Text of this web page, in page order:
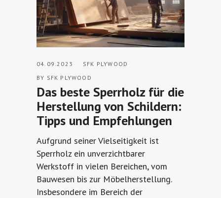
04.09.2023
SFK PLYWOOD
BY SFK PLYWOOD
Das beste Sperrholz für die
Herstellung von Schildern:
Tipps und Empfehlungen
Aufgrund seiner Vielseitigkeit ist
Sperrholz ein unverzichtbarer
Werkstoff in vielen Bereichen, vom
Bauwesen bis zur Möbelherstellung.
Insbesondere im Bereich der